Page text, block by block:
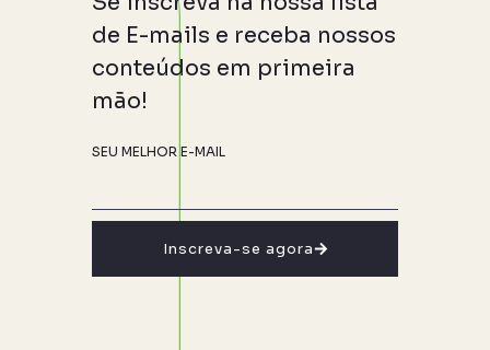
de E-mails e receba nossos
conteúdos em primeira
mão!
SEU MELHOR E-MAIL
Inscreva-se agora